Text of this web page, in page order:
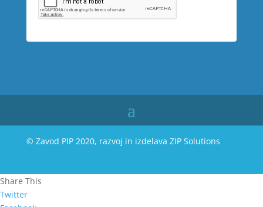
© Zavod PIP 2020, razvoj in izdelava ZIP Solutions
Share This
Twitter